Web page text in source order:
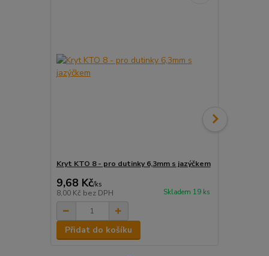
Kryt KTO 8 - pro dutinky 6,3mm s jazýčkem
9,68 Kč/ks
8,00 Kč bez DPH Skladem 19 ks
Přidat do košíku